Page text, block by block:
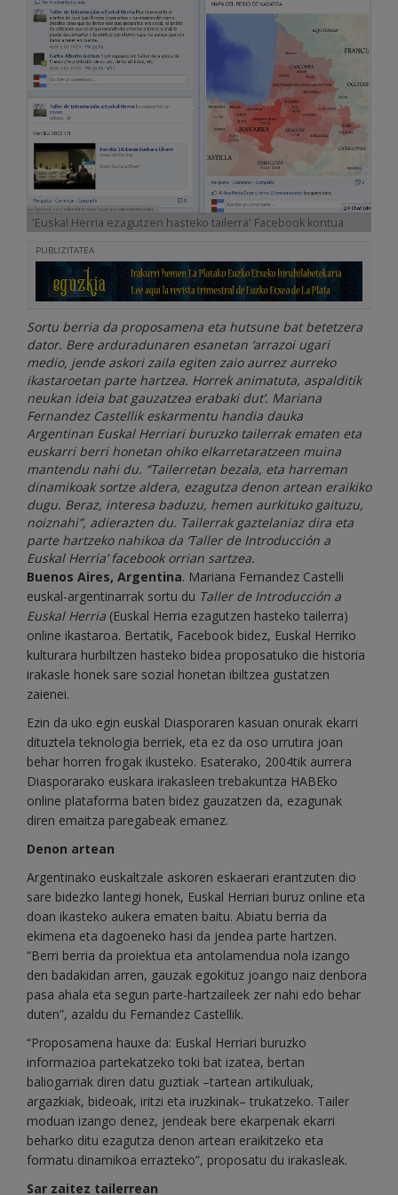
'Euskal Herria ezagutzen hasteko tailerra' Facebook kontua
PUBLIZITATEA
Sortu berria da proposamena eta hutsune bat betetzera
dator. Bere arduradunaren esanetan ‘arrazoi ugari
medio, jende askori zaila egiten zaio aurrez aurreko
ikastaroetan parte hartzea. Horrek animatuta, aspalditik
neukan ideia bat gauzatzea erabaki dut’. Mariana
Fernandez Castellik eskarmentu handia dauka
Argentinan Euskal Herriari buruzko tailerrak ematen eta
euskarri berri honetan ohiko elkarretaratzeen muina
mantendu nahi du. “Tailerretan bezala, eta harreman
dinamikoak sortze aldera, ezagutza denon artean eraikiko
dugu. Beraz, interesa baduzu, hemen aurkituko gaituzu,
noiznahi”, adierazten du. Tailerrak gaztelaniaz dira eta
parte hartzeko nahikoa da ‘Taller de Introducción a
Euskal Herria’ facebook orrian sartzea.
Buenos Aires, Argentina. Mariana Fernandez Castelli
euskal-argentinarrak sortu du Taller de Introducción a
Euskal Herria (Euskal Herria ezagutzen hasteko tailerra)
online ikastaroa. Bertatik, Facebook bidez, Euskal Herriko
kulturara hurbiltzen hasteko bidea proposatuko die historia
irakasle honek sare sozial honetan ibiltzea gustatzen
zaienei.
Ezin da uko egin euskal Diasporaren kasuan onurak ekarri
dituztela teknologia berriek, eta ez da oso urrutira joan
behar horren frogak ikusteko. Esaterako, 2004tik aurrera
Diasporarako euskara irakasleen trebakuntza HABEko
online plataforma baten bidez gauzatzen da, ezagunak
diren emaitza paregabeak emanez.
Denon artean
Argentinako euskaltzale askoren eskaerari erantzuten dio
sare bidezko lantegi honek, Euskal Herriari buruz online eta
doan ikasteko aukera ematen baitu. Abiatu berria da
ekimena eta dagoeneko hasi da jendea parte hartzen.
“Berri berria da proiektua eta antolamendua nola izango
den badakidan arren, gauzak egokituz joango naiz denbora
pasa ahala eta segun parte-hartzaileek zer nahi edo behar
duten”, azaldu du Fernandez Castellik.
“Proposamena hauxe da: Euskal Herriari buruzko
informazioa partekatzeko toki bat izatea, bertan
baliogarriak diren datu guztiak –tartean artikuluak,
argazkiak, bideoak, iritzi eta iruzkinak– trukatzeko. Tailer
moduan izango denez, jendeak bere ekarpenak ekarri
beharko ditu ezagutza denon artean eraikitzeko eta
formatu dinamikoa errazteko”, proposatu du irakasleak.
Sar zaitez tailerrean